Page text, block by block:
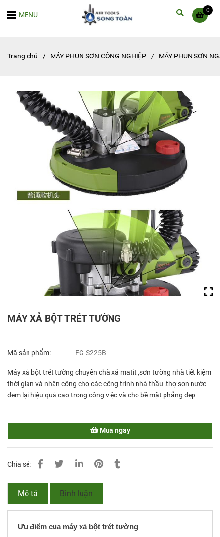
0
MENU
Trang chủ / MÁY PHUN SƠN CÔNG NGHIỆP / MÁY PHUN SƠN
MÁY XẢ BỘT TRÉT TƯỜNG
Mã sản phẩm: FG-S225B
Máy xả bột trét tường chuyên chà xả matit ,sơn tường nhà tiết kiệm
thời gian và nhân công cho các công trinh nhà thầu ,thợ sơn nước
đem lại hiệu quả cao trong công việc và cho bề mặt phẳng đẹp
Mua ngay
Chia sẻ:
Mô tả Bình luận
Ưu điểm của máy xả bột trét tường